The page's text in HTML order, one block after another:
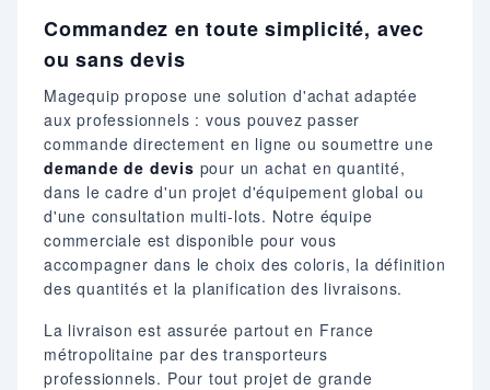
Commandez en toute simplicité, avec
ou sans devis
Magequip propose une solution d'achat adaptée
aux professionnels : vous pouvez passer
commande directement en ligne ou soumettre une
demande de devis pour un achat en quantité,
dans le cadre d'un projet d'équipement global ou
d'une consultation multi-lots. Notre équipe
commerciale est disponible pour vous
accompagner dans le choix des coloris, la définition
des quantités et la planification des livraisons.
La livraison est assurée partout en France
métropolitaine par des transporteurs
professionnels. Pour tout projet de grande